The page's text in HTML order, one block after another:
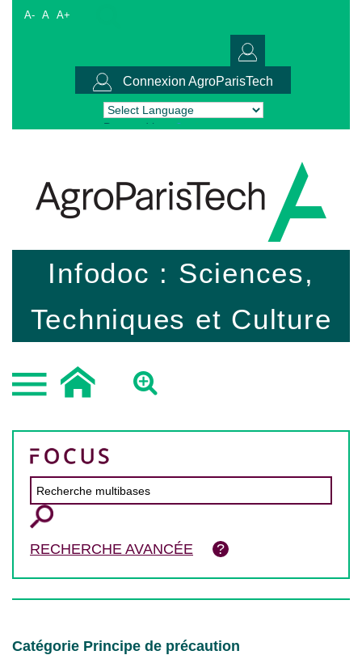
A- A A+
Connexion AgroParisTech
Powered by Translate
Infodoc : Sciences,
Techniques et Culture
RECHERCHE AVANCÉE
Catégorie Principe de précaution